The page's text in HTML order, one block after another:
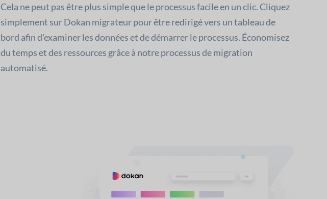
Cela ne peut pas être plus simple que le processus facile en un clic. Cliquez
simplement sur Dokan migrateur pour être redirigé vers un tableau de
bord afin d'examiner les données et de démarrer le processus. Économisez
du temps et des ressources grâce à notre processus de migration
automatisé.